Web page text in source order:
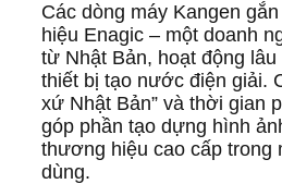
Các dòng máy Kangen
hiệu Enagic– một doanh
từ Nhật Bản, hoạt động
thiết bị tạo nước điện giải.
xứ Nhật Bản” và thời gian
góp phần tạo dựng hình
thương hiệu cao cấp trong
dùng.